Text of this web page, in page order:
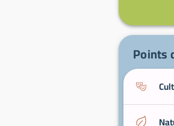
Points